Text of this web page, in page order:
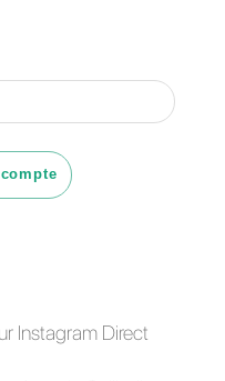
Comment mettre en
place le catalogue
WhatsApp Business